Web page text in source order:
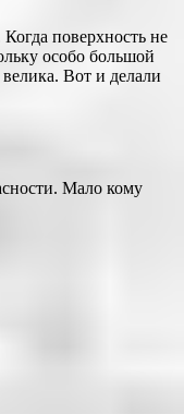
поверхность не
особо большой
Вот и делали
Мало кому